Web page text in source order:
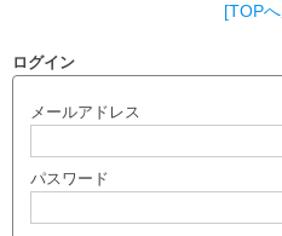
[TOP
ログイン
メールアドレス
パスワード